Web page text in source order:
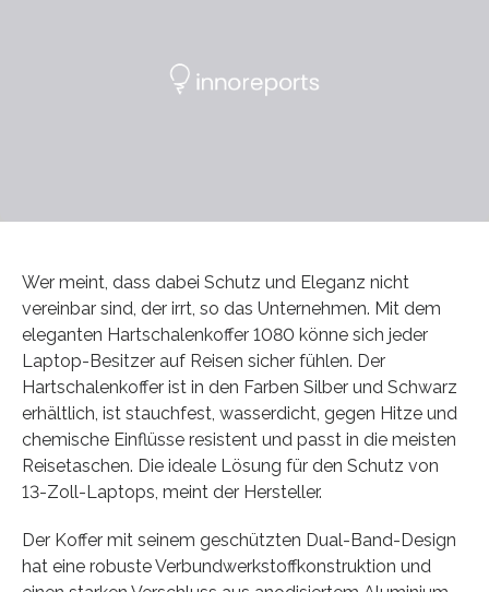
Wer meint, dass dabei Schutz und Eleganz nicht
vereinbar sind, der irrt, so das Unternehmen. Mit dem
eleganten Hartschalenkoffer 1080 könne sich jeder
Laptop-Besitzer auf Reisen sicher fühlen. Der
Hartschalenkoffer ist in den Farben Silber und Schwarz
erhältlich, ist stauchfest, wasserdicht, gegen Hitze und
chemische Einflüsse resistent und passt in die meisten
Reisetaschen. Die ideale Lösung für den Schutz von
13-Zoll-Laptops, meint der Hersteller.
Der Koffer mit seinem geschützten Dual-Band-Design
hat eine robuste Verbundwerkstoffkonstruktion und